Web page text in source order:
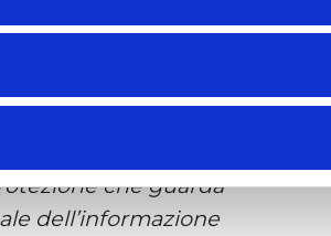
a un’estensione
che guarda
dell’informazione